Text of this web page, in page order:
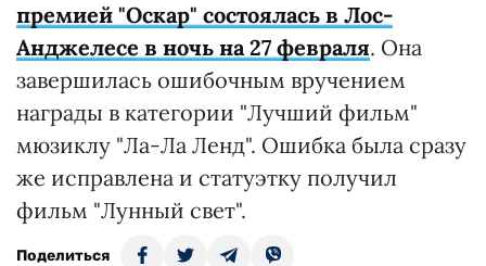
премией "Оскар" состоялась в Лос-
Анджелесе в ночь на 27 февраля. Она
завершилась ошибочным вручением
награды в категории "Лучший фильм"
мюзиклу "Ла-Ла Ленд". Ошибка была сразу
же исправлена и статуэтку получил
фильм "Лунный свет".
Поделиться